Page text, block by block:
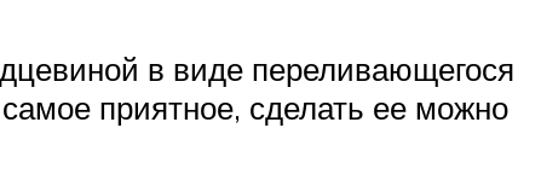
в виде переливающегося
приятное, сделать ее можно